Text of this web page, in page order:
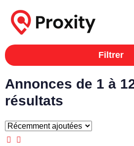
Filtrer
Annonces de 1 à
résultats